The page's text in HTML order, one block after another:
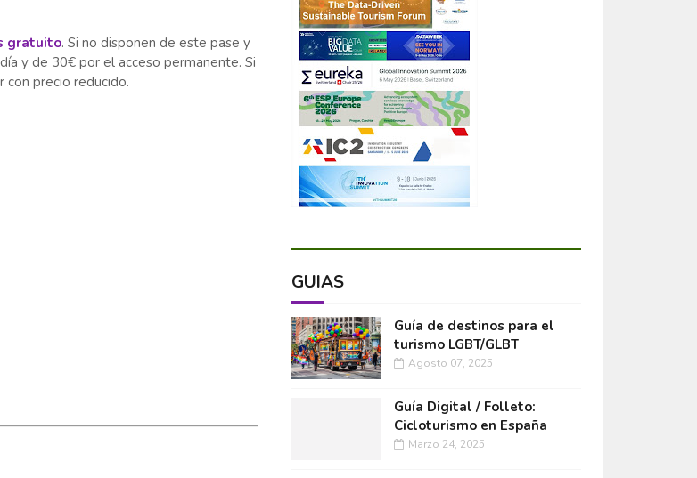
gratuito. Si no disponen de este pase y
y de 30€ por el acceso permanente. Si
precio reducido.
GUÍAS
Guía de destinos para el
turismo LGBT/GLBT
Agosto 07, 2025
Guía Digital / Folleto:
Cicloturismo en España
Marzo 24, 2025